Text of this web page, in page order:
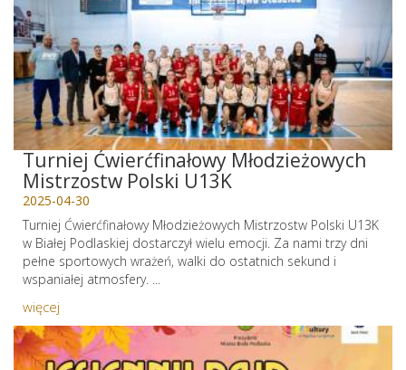
Turniej Ćwierćfinałowy Młodzieżowych
Mistrzostw Polski U13K
2025-04-30
Turniej Ćwierćfinałowy Młodzieżowych Mistrzostw Polski U13K
w Białej Podlaskiej dostarczył wielu emocji. Za nami trzy dni
pełne sportowych wrażeń, walki do ostatnich sekund i
wspaniałej atmosfery. ...
więcej